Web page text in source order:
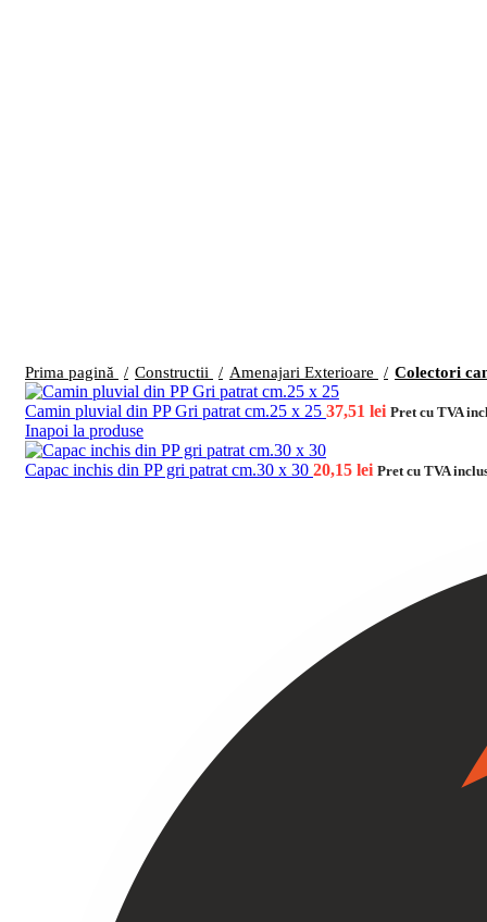
Prima pagină Constructii Amenajari Exterioare Colectori
Camin pluvial din PP Gri patrat cm.25 x 25 37,51 lei Pret cu TVA
Inapoi la produse
Capac inchis din PP gri patrat cm.30 x 30 20,15 lei Pret cu TVA